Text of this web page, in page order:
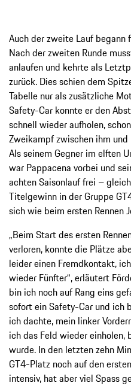
Auch der zweite Lauf begann
Nach der zweiten Runde
anlaufen und kehrte als
zurück. Dies schien dem
Tabelle nur als zusätzliche
Safety-Car konnte er den
schnell wieder aufholen,
Zweikampf zwischen ihm und
Als seinem Gegner im elften
war Pappacena vorbei und
achten Saisonlauf frei –
Titelgewinn in der Gruppe
sich wie beim ersten Rennen
„Beim Start des ersten
verloren, konnte die Plätze
leider einen Fremdkontakt,
wieder Fünfter“, erläutert
bin ich noch auf Rang eins
sofort ein Safety-Car und ich
ich dachte, mein linker
ich das Feld wieder einholen,
wurde. In den letzten zehn
GT4-Platz noch auf den
intensiv, hat aber viel Spass